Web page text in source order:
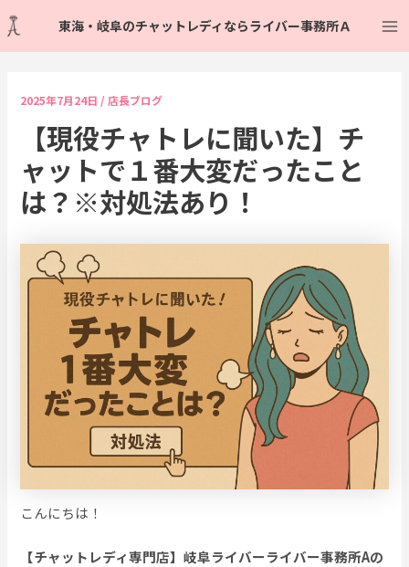
容
を
東海・岐阜のチャットレディならライバー事務所Ａ
2025年7月24日 / 店長ブログ
【現役チャトレに聞いた】チ
ャットで１番大変だったこと
は？※対処法あり！
こんにちは！
【チャットレディ専門店】岐阜ライバーライバー事務所Aの
navigation